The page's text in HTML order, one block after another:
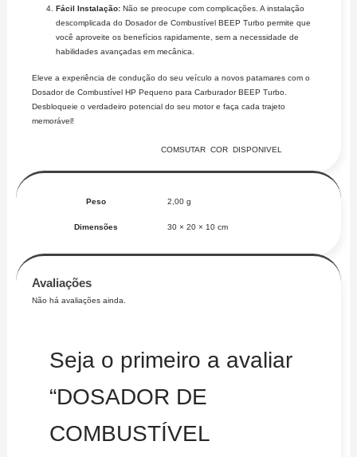
Fácil Instalação: Não se preocupe com complicações. A instalação
descomplicada do Dosador de Combustível BEEP Turbo permite que
você aproveite os benefícios rapidamente, sem a necessidade de
habilidades avançadas em mecânica.
Eleve a experiência de condução do seu veículo a novos patamares com o
Dosador de Combustível HP Pequeno para Carburador BEEP Turbo.
Desbloqueie o verdadeiro potencial do seu motor e faça cada trajeto
memorável!
COMSUTAR COR DISPONIVEL
Peso 2,00 g
Dimensões 30 × 20 × 10 cm
Avaliações
Não há avaliações ainda.
Seja o primeiro a avaliar
“DOSADOR DE
COMBUSTÍVEL